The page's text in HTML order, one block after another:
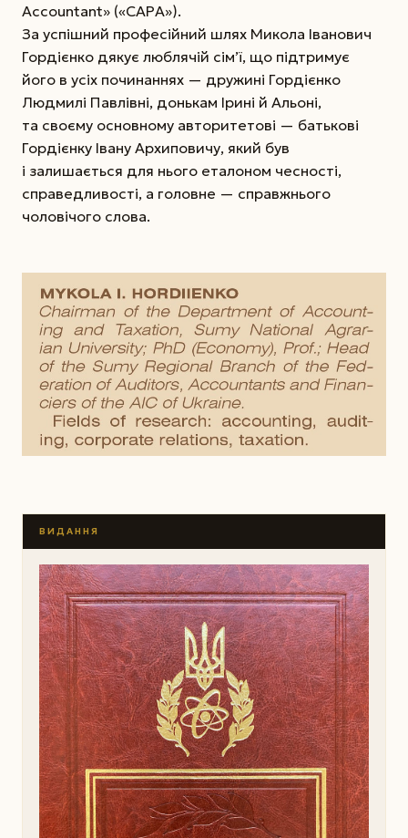
Accountant» («CAPA»).
За успішний професійний шлях Микола Іванович
Гордієнко дякує люблячій сім’ї, що підтримує
його в усіх починаннях — дружині Гордієнко
Людмилі Павлівні, донькам Ірині й Альоні,
та своєму основному авторитетові — батькові
Гордієнку Івану Архиповичу, який був
і залишається для нього еталоном чесності,
справедливості, а головне — справжнього
чоловічого слова.
ВИДАННЯ